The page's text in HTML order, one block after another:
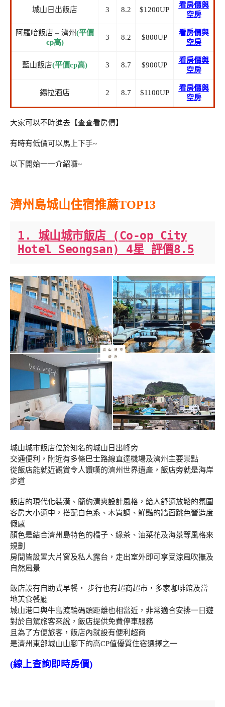
城山日出飯店 3 8.2 $1200UP
看房價與
空房
阿羅哈飯店 – 濟州(平價
cp高)
3 8.2 $800UP
看房價與
空房
藍山飯店(平價cp高) 3 8.7 $900UP
看房價與
空房
錫拉酒店 2 8.7 $1100UP
看房價與
空房
大家可以不時進去【查查看房價】
有時有低價可以馬上下手~
以下開始一一介紹囉~
濟州島城山住宿推薦TOP13
1. 城山城市飯店 (Co-op City
Hotel Seongsan) 4星 評價8.5
城山城市飯店位於知名的城山日出峰旁
交通便利，附近有多條巴士路線直達機場及濟州主要景點
從飯店能就近觀賞令人讚嘆的濟州世界遺產，飯店旁就是海岸
步道
飯店的現代化裝潢、簡約清爽設計風格，給人舒適放鬆的氛圍
客房大小適中，搭配白色系、木質調、鮮豔的牆面跳色營造度
假感
顏色是結合濟州島特色的橘子、綠茶、油菜花及海景等風格來
規劃
房間皆設置大片窗及私人露台，走出室外即可享受涼風吹撫及
自然風景
飯店設有自助式早餐， 步行也有超商超市，多家咖啡館及當
地美食餐廳
城山港口與牛島渡輪碼頭距離也相當近，非常適合安排一日遊
對於自駕旅客來說，飯店提供免費停車服務
且為了方便旅客，飯店內就設有便利超商
是濟州東部城山山腳下的高CP值優質住宿選擇之一
(線上查詢即時房價)